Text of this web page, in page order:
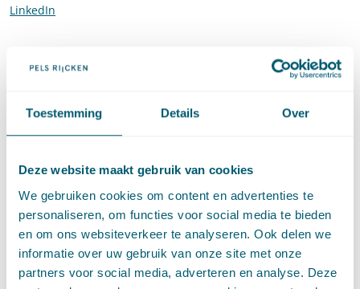
Toestemming Details Over
Deze website maakt gebruik van cookies
We gebruiken cookies om content en advertenties te
personaliseren, om functies voor social media te bieden
en om ons websiteverkeer te analyseren. Ook delen we
informatie over uw gebruik van onze site met onze
partners voor social media, adverteren en analyse. Deze
LinkedIn
Aanbevelingen
department, aligning his expertise with our business
context. It is also clear that Jordi is a true expert in his field,
partnership makes him different from competitors." -
500, 2026
"Jordi Bierens is a highly knowledgeable and flexible lawyer,
with excellent communication skills. He explains the case,
its chances, and potential developments in a clear and
accessible way, which fosters trust and understanding."-